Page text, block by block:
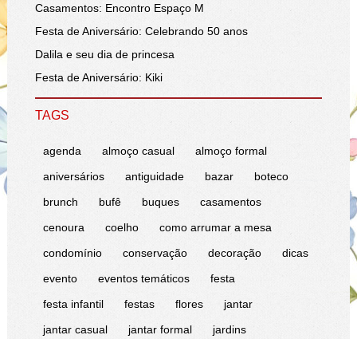
Casamentos: Encontro Espaço M
Festa de Aniversário: Celebrando 50 anos
Dalila e seu dia de princesa
Festa de Aniversário: Kiki
TAGS
agenda almoço casual
almoço formal
aniversários
antiguidade bazar
boteco
brunch
bufê buques
casamentos
cenoura
coelho
como arrumar a mesa
condomínio
conservação decoração
dicas
evento
eventos temáticos
festa
festa infantil
festas flores
jantar
jantar casual
jantar formal
jardins